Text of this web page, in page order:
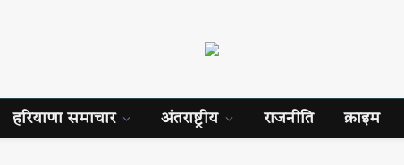
हरियाणा समाचार अंतराष्ट्रीय राजनीति क्राइम